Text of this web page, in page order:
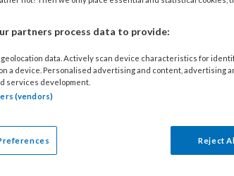
lezen?
lees 2 artikelen gratis per maand
partners process data to provide:
data. Actively scan device characteristics for
a device. Personalised advertising and content, advertising
services development.
(vendors)
Reject All